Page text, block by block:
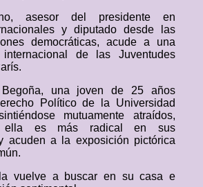
asesor del presidente en
y diputado desde las
democráticas, acude a una
de las Juventudes
una joven de 25 años
Político de la Universidad
mutuamente atraídos,
es más radical en sus
acuden a la exposición pictórica
vuelve a buscar en su casa e